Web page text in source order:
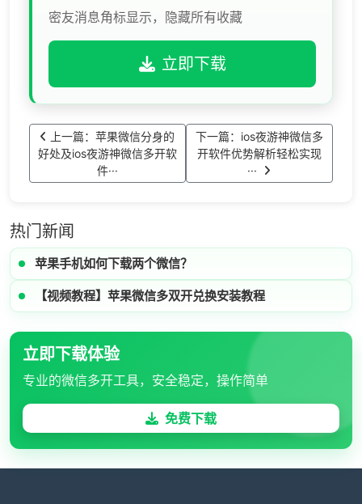
密友消息角标显示，隐藏所有收藏
立即下载
上一篇：苹果微信分身的
好处及ios夜游神微信多开软
件···
下一篇：​​ios夜游神微信多
开软件优势解析轻松实现
···
热门新闻
苹果手机如何下载两个微信？
【视频教程】苹果微信多双开兑换安装教程
立即下载体验
专业的微信多开工具，安全稳定，操作简单
免费下载